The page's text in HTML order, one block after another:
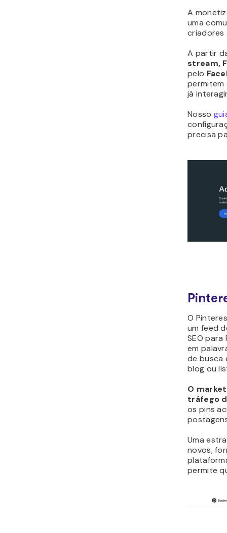
A
uma
criadores
A partir
stream,
pelo
permitem
já
Nosso
precisa
O
um feed
SEO
em
de busca
blog ou
O
tráfego
os pins
Uma
novos,
permite